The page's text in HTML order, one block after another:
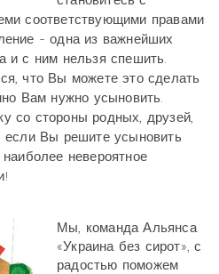
соответствующими правами
- одна из важнейших
и с ним нельзя спешить.
что Вы можете это сделать
Вам нужно усыновить.
со стороны родных, друзей,
если Вы решите усыновить
невероятное
Мы, команда Альянса
«Украина без сирот», с
радостью поможем